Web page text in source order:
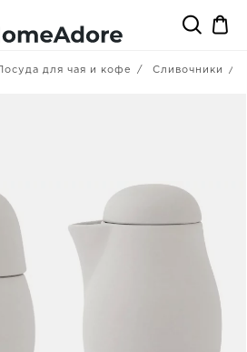
Посуда для чая и кофе Сливочники